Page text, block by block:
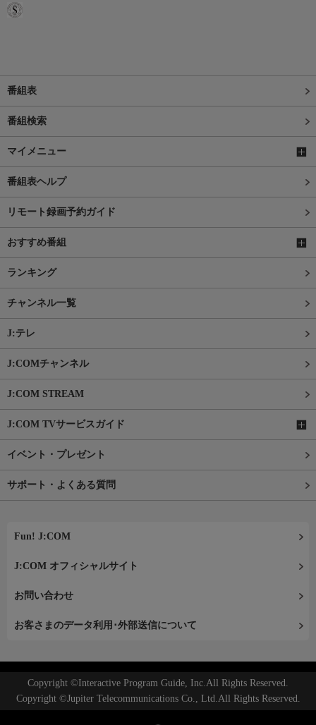
番組表
番組検索
マイメニュー
番組表ヘルプ
リモート録画予約ガイド
おすすめ番組
ランキング
チャンネル一覧
J:テレ
J:COMチャンネル
J:COM STREAM
J:COM TVサービスガイド
イベント・プレゼント
サポート・よくある質問
Fun! J:COM
J:COM オフィシャルサイト
お問い合わせ
お客さまのデータ利用･外部送信について
Copyright ©Interactive Program Guide, Inc.All Rights Reserved.
Copyright ©Jupiter Telecommunications Co., Ltd.All Rights Reserved.